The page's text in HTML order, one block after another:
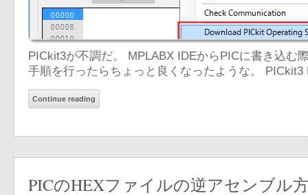
PICkit3が不調だ。 MPLABX IDEからPICに書き込む
手順を行ったらちょっと良くなったような。
Continue reading
PICのHEXファイルの逆アセンブル